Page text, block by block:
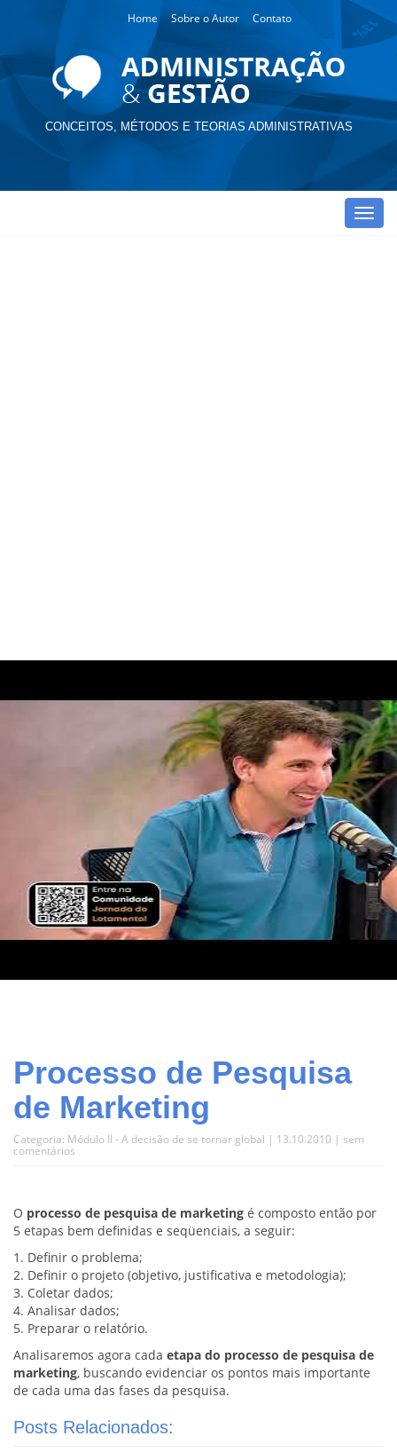
Home Sobre o Autor Contato
CONCEITOS, MÉTODOS E TEORIAS ADMINISTRATIVAS
Processo de Pesquisa
de Marketing
Categoria: Módulo II - A decisão de se tornar global | 13.10.2010 | sem
comentários
O processo de pesquisa de marketing é composto então por
5 etapas bem definidas e seqüenciais, a seguir:
1. Definir o problema;
2. Definir o projeto (objetivo, justificativa e metodologia);
3. Coletar dados;
4. Analisar dados;
5. Preparar o relatório.
Analisaremos agora cada etapa do processo de pesquisa de
marketing, buscando evidenciar os pontos mais importante
de cada uma das fases da pesquisa.
Posts Relacionados: